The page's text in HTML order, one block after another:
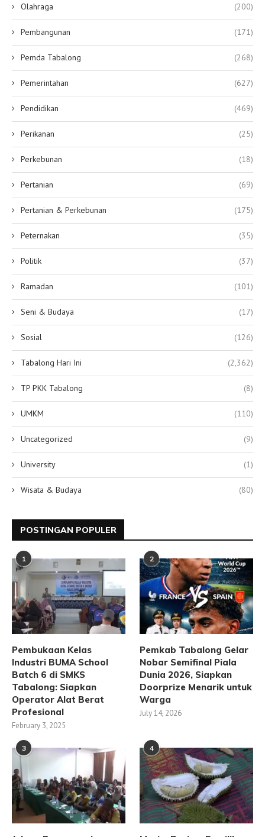
Olahraga (200)
Pembangunan (171)
Pemda Tabalong (268)
Pemerintahan (627)
Pendidikan (469)
Perikanan (25)
Perkebunan (18)
Pertanian (69)
Pertanian & Perkebunan (175)
Peternakan (35)
Politik (37)
Ramadan (101)
Seni & Budaya (17)
Sosial (126)
Tabalong Hari Ini (2,362)
TP PKK Tabalong (8)
UMKM (110)
Uncategorized (9)
University (1)
Wisata & Budaya (80)
POSTINGAN POPULER
1
Pembukaan Kelas
Industri BUMA School
Batch 6 di SMKS
Tabalong: Siapkan
Operator Alat Berat
Profesional
February 3, 2025
2
Pemkab Tabalong Gelar
Nobar Semifinal Piala
Dunia 2026, Siapkan
Doorprize Menarik untuk
Warga
July 14, 2026
3 4